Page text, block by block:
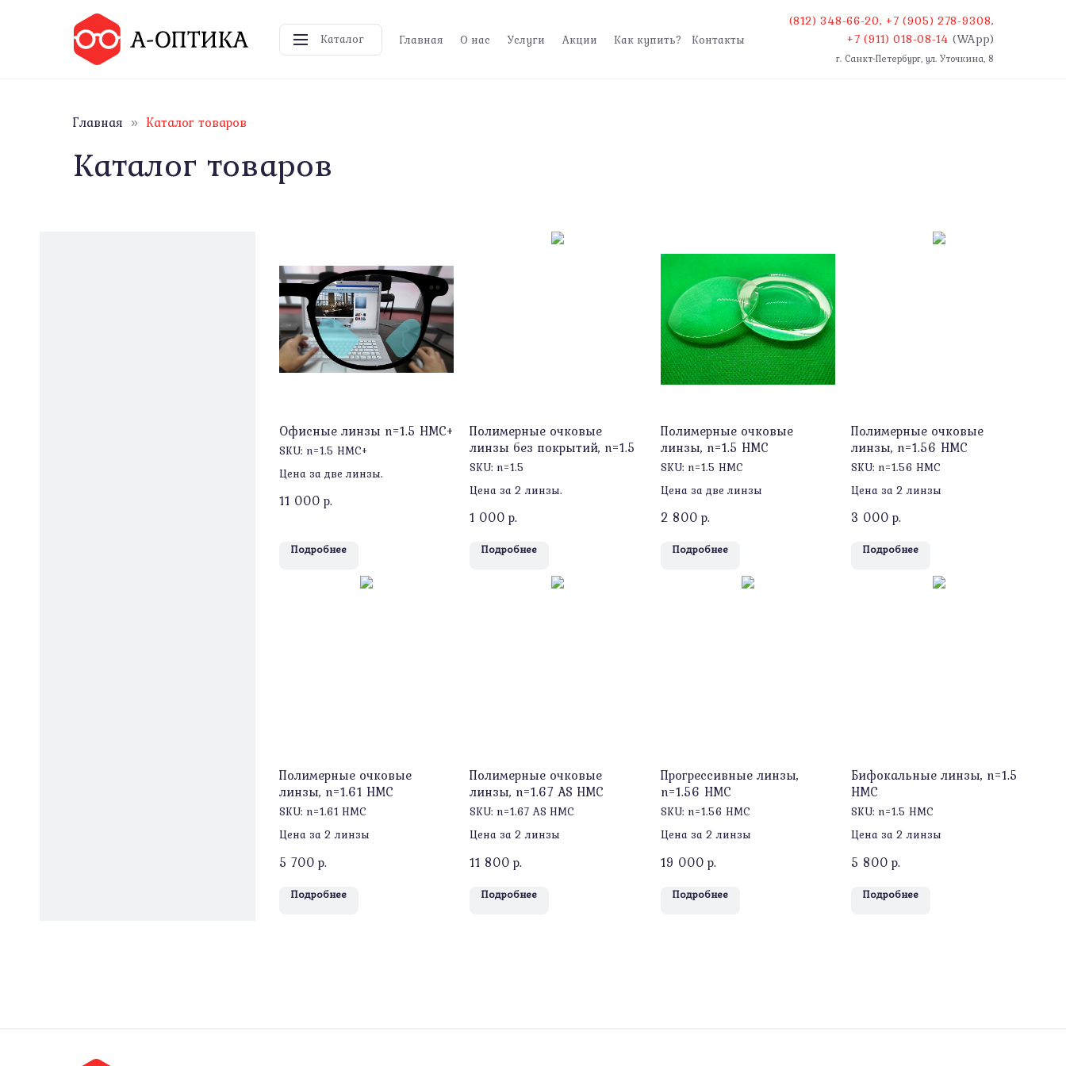
(812) 348-66-20, +7 (905) 278-9308,
+7 (911) 018-08-14 (WApp)
г. Санкт-Петербург, ул. Уточкина, 8
Каталог Главная О нас Услуги Как купить? Контакты
Акции
Главная » Каталог товаров
Каталог товаров
Офисные линзы n=1.5 HMC+
SKU: n=1.5 HMC+
Цена за две линзы.
11 000 р.
Подробнее
Полимерные очковые
линзы без покрытий, n=1.5
SKU: n=1.5
Цена за 2 линзы.
1 000 р.
Подробнее
Полимерные очковые
линзы, n=1.5 HMC
SKU: n=1.5 HMC
Цена за две линзы
2 800 р.
Подробнее
Полимерные очковые
линзы, n=1.56 HMC
SKU: n=1.56 HMC
Цена за 2 линзы
3 000 р.
Подробнее
Полимерные очковые
линзы, n=1.61 HMC
SKU: n=1.61 HMC
Цена за 2 линзы
5 700 р.
Подробнее
Полимерные очковые
линзы, n=1.67 AS HMC
SKU: n=1.67 AS HMC
Цена за 2 линзы
11 800 р.
Подробнее
Прогрессивные линзы,
n=1.56 HMC
SKU: n=1.56 HMC
Цена за 2 линзы
19 000 р.
Подробнее
Бифокальные линзы, n=1.5
HMC
SKU: n=1.5 HMC
Цена за 2 линзы
5 800 р.
Подробнее